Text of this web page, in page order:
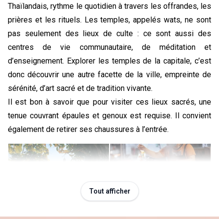
Thaïlandais, rythme le quotidien à travers les offrandes, les
prières et les rituels. Les temples, appelés wats, ne sont
pas seulement des lieux de culte : ce sont aussi des
centres de vie communautaire, de méditation et
d’enseignement. Explorer les temples de la capitale, c’est
donc découvrir une autre facette de la ville, empreinte de
sérénité, d’art sacré et de tradition vivante.
Il est bon à savoir que pour visiter ces lieux sacrés, une
tenue couvrant épaules et genoux est requise. Il convient
également de retirer ses chaussures à l’entrée.
Tout afficher